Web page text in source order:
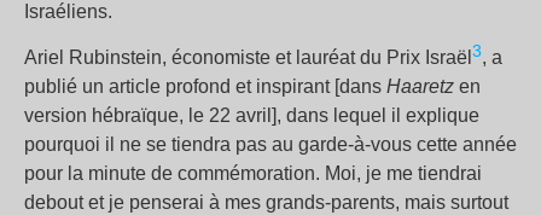
Israéliens.
Ariel Rubinstein, économiste et lauréat du Prix Israël 3, a
publié un article profond et inspirant [dans Haaretz en
version hébraïque, le 22 avril], dans lequel il explique
pourquoi il ne se tiendra pas au garde-à-vous cette année
pour la minute de commémoration. Moi, je me tiendrai
debout et je penserai à mes grands-parents, mais surtout